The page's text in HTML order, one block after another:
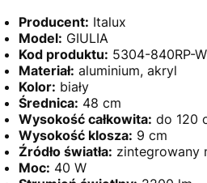
Producent: Italux
Model: GIULIA
Kod produktu: 5304-840RP-
Materiał: aluminium, akryl
Kolor: biały
Średnica: 48 cm
Wysokość całkowita: do 120
Wysokość klosza: 9 cm
Źródło światła: zintegrowany
Moc: 40 W